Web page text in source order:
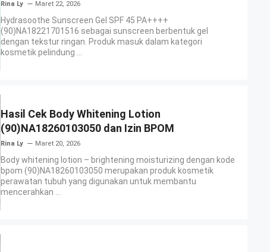
Rina Ly Maret 22, 2026
Hydrasoothe Sunscreen Gel SPF 45 PA++++
(90)NA18221701516 sebagai sunscreen berbentuk gel
dengan tekstur ringan. Produk masuk dalam kategori
kosmetik pelindung ...
Hasil Cek Body Whitening Lotion
(90)NA18260103050 dan Izin BPOM
Rina Ly Maret 20, 2026
Body whitening lotion – brightening moisturizing dengan kode
bpom (90)NA18260103050 merupakan produk kosmetik
perawatan tubuh yang digunakan untuk membantu
mencerahkan ...